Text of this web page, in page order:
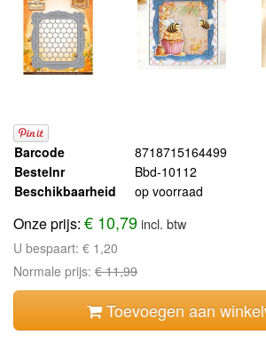
Barcode
8718715164499
Bestelnr
Bbd-10112
Beschikbaarheid
op voorraad
Onze prijs: € 10,79incl. btw
U bespaart: € 1,20
Normale prijs: € 11,99
Toevoegen aan